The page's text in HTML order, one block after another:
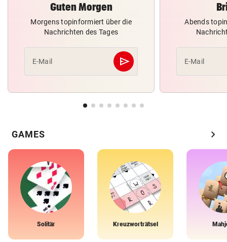
Guten Morgen
Morgens topinformiert über die
Nachrichten des Tages
E-Mail send
Abschicken
Abends
E-Mail
GAMES chevron_right
Solitär Kreuzworträtsel